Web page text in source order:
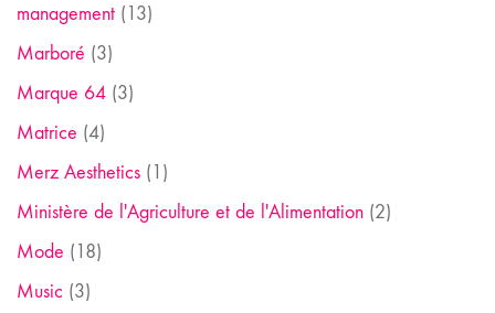
management (13)
Marboré (3)
Marque 64 (3)
Matrice (4)
Merz Aesthetics (1)
Ministère de l'Agriculture et de l'Alimentation (2)
Mode (18)
Music (3)